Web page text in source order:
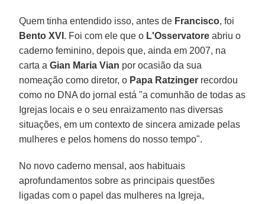
Quem tinha entendido isso, antes de Francisco, foi
Bento XVI . Foi com ele que o L'Osservatore abriu o
caderno feminino, depois que, ainda em 2007, na
carta aGian Maria Vian por ocasião da sua
nomeação como diretor, o Papa Ratzinger recordou
como no DNA do jornal está "a comunhão de todas as
Igrejas locais e o seu enraizamento nas diversas
situações, em um contexto de sincera amizade pelas
mulheres e pelos homens do nosso tempo".
No novo caderno mensal, aos habituais
aprofundamentos sobre as principais questões
ligadas com o papel das mulheres na Igreja,